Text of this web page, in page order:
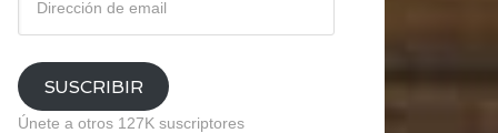
email
SUSCRIBIR
Únete a otros 127K suscriptores